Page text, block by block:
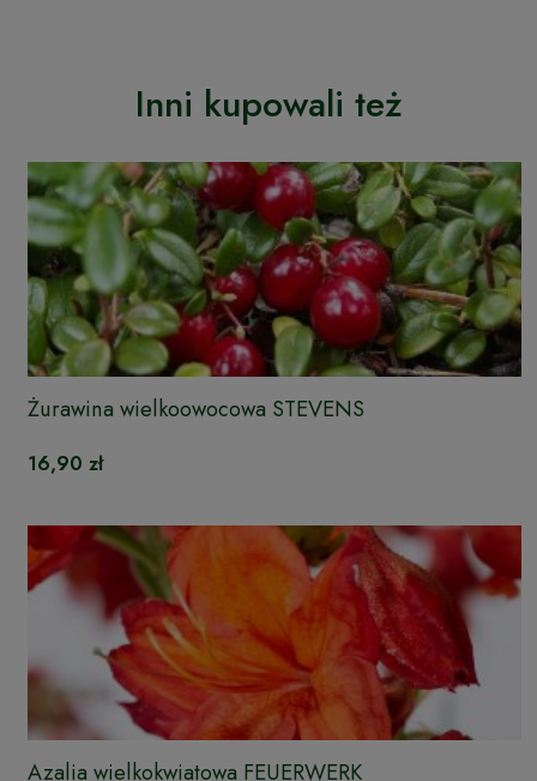
Inni kupowali też
Żurawina wielkoowocowa STEVENS
16,90 zł
Azalia wielkokwiatowa FEUERWERK